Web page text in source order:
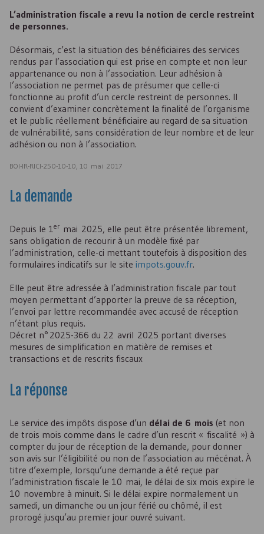
L’administration fiscale a revu la notion de cercle restreint
de personnes.
Désormais, c’est la situation des bénéficiaires des services
rendus par l’association qui est prise en compte et non leur
appartenance ou non à l’association. Leur adhésion à
l’association ne permet pas de présumer que celle-ci
fonctionne au profit d’un cercle restreint de personnes. Il
convient d’examiner concrètement la finalité de l’organisme
et le public réellement bénéficiaire au regard de sa situation
de vulnérabilité, sans considération de leur nombre et de leur
adhésion ou non à l’association.
BOI-IR-RICI-250-10-10, 10 mai 2017
La demande
Depuis le 1er mai 2025, elle peut être présentée librement,
sans obligation de recourir à un modèle fixé par
l’administration, celle-ci mettant toutefois à disposition des
formulaires indicatifs sur le site impots.gouv.fr.
Elle peut être adressée à l’administration fiscale par tout
moyen permettant d’apporter la preuve de sa réception,
l’envoi par lettre recommandée avec accusé de réception
n’étant plus requis.
Décret n° 2025-366 du 22 avril 2025 portant diverses
mesures de simplification en matière de remises et
transactions et de rescrits fiscaux
La réponse
Le service des impôts dispose d’un délai de 6 mois (et non
de trois mois comme dans le cadre d’un rescrit « fiscalité ») à
compter du jour de réception de la demande, pour donner
son avis sur l’éligibilité ou non de l’association au mécénat. À
titre d’exemple, lorsqu’une demande a été reçue par
l’administration fiscale le 10 mai, le délai de six mois expire le
10 novembre à minuit. Si le délai expire normalement un
samedi, un dimanche ou un jour férié ou chômé, il est
prorogé jusqu’au premier jour ouvré suivant.